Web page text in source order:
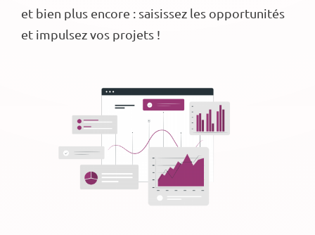
et bien plus encore : saisissez les opportunités
et impulsez vos projets !